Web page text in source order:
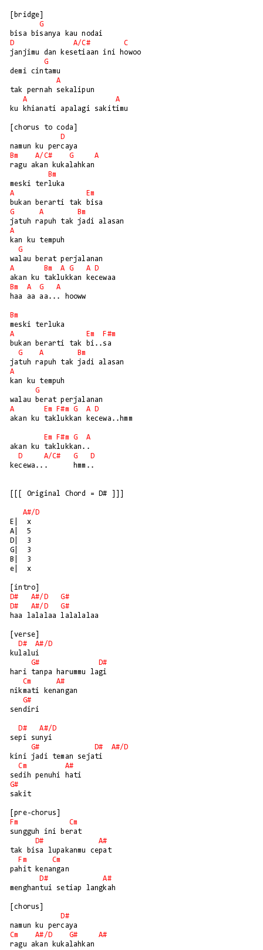
[bridge]
G
D
A/C#
C
janjimu dan kesetiaan ini howoo
G
demi cintamu
A
tak pernah sekalipun
A
A
ku khianati apalagi sakitimu
[chorus to coda]
D
Bm
A/C# G
A
ragu akan kukalahkan
Bm
A
Em
G
A
Bm
A
kan ku tempuh
G
A
Bm A G A
D
Bm
A G
A
haa aa aa... hooww
Bm
A
Em
F#m
bukan berarti tak bi..sa
G
A
Bm
A
kan ku tempuh
G
A
Em F#m G A
D
akan ku taklukkan kecewa..hmm
Em F#m G
A
akan ku taklukkan..
D
A/C# G
D
kecewa...      hmm..
[[[ Original Chord = D# ]]]
A#/D
E|  x
A|  5
D|  3
G|  3
B|  3
e|  x
D#
A#/ D
G#
D#
A#/ D
G#
haa lalalaa lalalalaa
[verse]
D#
A#/ D
kulalui
G#
D#
hari tanpa harummu lagi
Cm
A#
nikmati kenangan
G#
sendiri
D# A#/ D
sepi sunyi
G#
D# A#/ D
kini jadi teman sejati
Cm
A#
G#
sakit
Fm
Cm
sungguh ini berat
D#
A#
tak bisa lupakanmu cepat
Fm
Cm
pahit kenangan
D#
A#
menghantui setiap langkah
[chorus]
D#
Cm
A#/ D G#
A#
ragu akan kukalahkan